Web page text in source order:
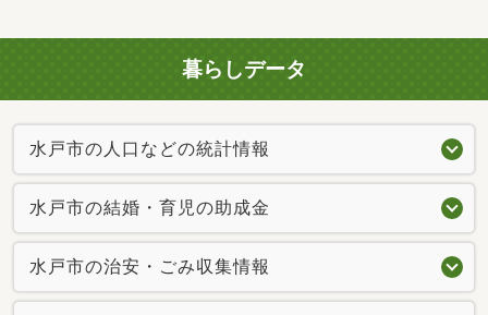
暮らしデータ
水戸市の人口などの統計情報
水戸市の結婚・育児の助成金
水戸市の治安・ごみ収集情報